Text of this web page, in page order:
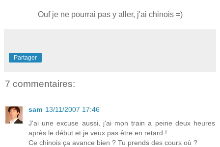
Ouf je ne pourrai pas y aller, j'ai chinois =)
Partager
7 commentaires:
sam 13/11/2007 17:46
J'ai une excuse aussi, j'ai mon train a peine deux heures
après le début et je veux pas être en retard !
Ce chinois ça avance bien ? Tu prends des cours où ?